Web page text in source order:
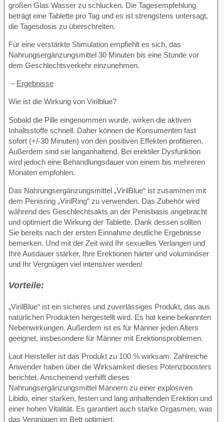
großen Glas Wasser zu schlucken. Die Tagesempfehlung
beträgt eine Tablette pro Tag und es ist strengstens untersagt,
die Tagesdosis zu überschreiten.
Für eine verstärkte Stimulation empfiehlt es sich, das
Nahrungsergänzungsmittel 30 Minuten bis eine Stunde vor
dem Geschlechtsverkehr einzunehmen.
– Ergebnisse
Wie ist die Wirkung von Virilblue?
Sobald die Pille eingenommen wurde, wirken die aktiven
Inhaltsstoffe schnell. Daher können die Konsumenten fast
sofort (+/-30 Minuten) von den positiven Effekten profitieren.
Außerdem sind sie langanhaltend. Bei erektiler Dysfunktion
wird jedoch eine Behandlungsdauer von einem bis mehreren
Monaten empfohlen.
Das Nahrungsergänzungsmittel „VirilBlue“ ist zusammen mit
dem Penisring „VirilRing“ zu verwenden. Das Zubehör wird
während des Geschlechtsakts an der Penisbasis angebracht
und optimiert die Wirkung der Tablette. Dank dessen sollten
Sie bereits nach der ersten Einnahme deutliche Ergebnisse
bemerken. Und mit der Zeit wird Ihr sexuelles Verlangen und
Ihre Ausdauer stärker, Ihre Erektionen härter und voluminöser
und Ihr Vergnügen viel intensiver werden!
Vorteile:
„VirilBlue“ ist ein sicheres und zuverlässiges Produkt, das aus
natürlichen Produkten hergestellt wird. Es hat keine bekannten
Nebenwirkungen. Außerdem ist es für Männer jeden Alters
geeignet, insbesondere für Männer mit Erektionsproblemen.
Laut Hersteller ist das Produkt zu 100 % wirksam. Zahlreiche
Anwender haben über die Wirksamkeit dieses Potenzboosters
berichtet. Anscheinend verhilft dieses
Nahrungsergänzungsmittel Männern zu einer explosiven
Libido, einer starken, festen und lang anhaltenden Erektion und
einer hohen Vitalität. Es garantiert auch starke Orgasmen, was
das Vergnügen im Bett optimiert.